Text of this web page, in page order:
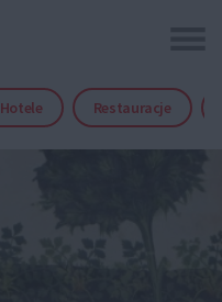
Hotele Restauracje